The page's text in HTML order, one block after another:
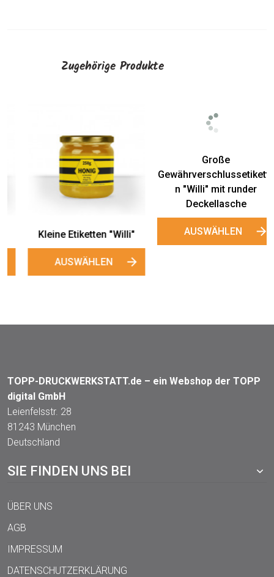
Zugehörige Produkte
Große
Gewährverschlussetikette
n "Willi" mit runder
Deckellasche
AUSWÄHLEN
Kleine
Gewährverschlussetikette
n "Willi" mit runder
Deckellasche
AUSWÄHLEN
TOPP-DRUCKWERKSTATT.de – ein Webshop der TOPP
digital GmbH
Leienfelsstr. 28
81243 München
Deutschland
SIE FINDEN UNS BEI
ÜBER UNS
AGB
IMPRESSUM
DATENSCHUTZERKLÄRUNG